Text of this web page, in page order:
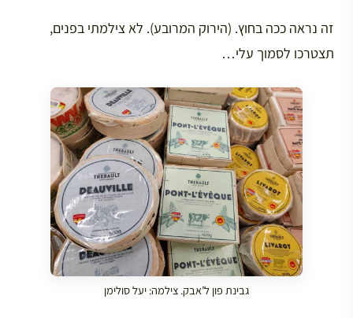
זה נראה ככה בחוץ. (הירוק המרובע). לא צילמתי בפנים,
תצטרכו לסמוך עלי…
גבינת פון ל’אבק. צילמה: יעל סולימן